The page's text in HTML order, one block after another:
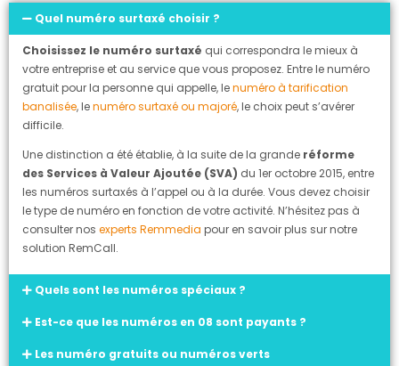
Quel numéro surtaxé choisir ?
Choisissez le numéro surtaxé qui correspondra le mieux à
votre entreprise et au service que vous proposez. Entre le numéro
gratuit pour la personne qui appelle, lenuméro à tarification
banalisée, lenuméro surtaxé ou majoré, le choix peut s’avérer
difficile.
Une distinction a été établie, à la suite de la grande réforme
des Services à Valeur Ajoutée (SVA) du 1er octobre 2015, entre
les numéros surtaxés à l’appel ou à la durée. Vous devez choisir
le type de numéro en fonction de votre activité. N’hésitez pas à
consulter nos experts Remmedia pour en savoir plus sur notre
solution RemCall.
Quels sont les numéros spéciaux ?
Est-ce que les numéros en 08 sont payants ?
Les numéro gratuits ou numéros verts